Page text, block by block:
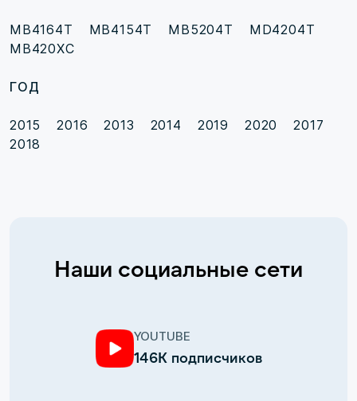
MB4164T MB4154T MB5204T
MD4204T
MB420XC
ГОД
2015 2016 2013 2014 2019 2020
2017
2018
Наши социальные сети
YOUTUBE
146К подписчиков